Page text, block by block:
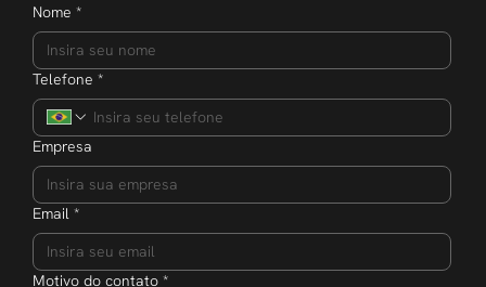
Nome *
Telefone *
Empresa
Email *
Motivo do contato *